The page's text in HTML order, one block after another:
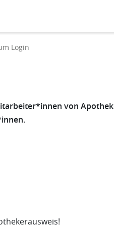
Login
von